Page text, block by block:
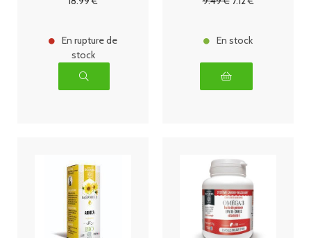
En rupture de
stock
En stock